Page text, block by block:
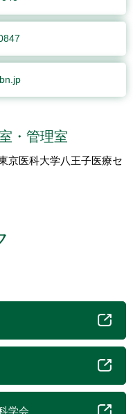
・管理室
京医科大学八王子医療セ
学会